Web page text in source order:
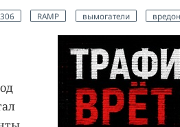
RAMP вымогатели